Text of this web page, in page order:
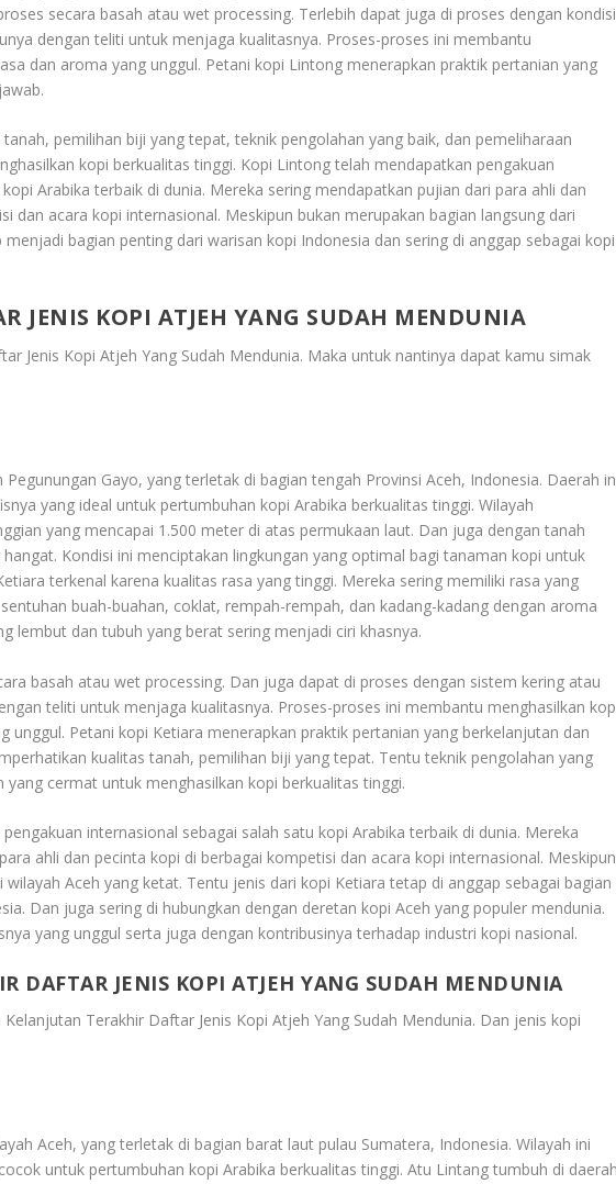
secara basah atau wet processing. Terlebih dapat juga di proses dengan kondisi
dengan teliti untuk menjaga kualitasnya. Proses-proses ini membantu
dan aroma yang unggul. Petani kopi Lintong menerapkan praktik pertanian yang
pemilihan biji yang tepat, teknik pengolahan yang baik, dan pemeliharaan
kopi berkualitas tinggi. Kopi Lintong telah mendapatkan pengakuan
Arabika terbaik di dunia. Mereka sering mendapatkan pujian dari para ahli dan
dan acara kopi internasional. Meskipun bukan merupakan bagian langsung dari
bagian penting dari warisan kopi Indonesia dan sering di anggap sebagai kopi
JENIS KOPI ATJEH YANG SUDAH MENDUNIA
Jenis Kopi Atjeh Yang Sudah Mendunia. Maka untuk nantinya dapat kamu simak
Pegunungan Gayo, yang terletak di bagian tengah Provinsi Aceh, Indonesia. Daerah
yang ideal untuk pertumbuhan kopi Arabika berkualitas tinggi. Wilayah
yang mencapai 1.500 meter di atas permukaan laut. Dan juga dengan tanah
Kondisi ini menciptakan lingkungan yang optimal bagi tanaman kopi untuk
terkenal karena kualitas rasa yang tinggi. Mereka sering memiliki rasa yang
buah-buahan, coklat, rempah-rempah, dan kadang-kadang dengan aroma
lembut dan tubuh yang berat sering menjadi ciri khasnya.
basah atau wet processing. Dan juga dapat di proses dengan sistem kering atau
teliti untuk menjaga kualitasnya. Proses-proses ini membantu menghasilkan
unggul. Petani kopi Ketiara menerapkan praktik pertanian yang berkelanjutan dan
kualitas tanah, pemilihan biji yang tepat. Tentu teknik pengolahan yang
cermat untuk menghasilkan kopi berkualitas tinggi.
internasional sebagai salah satu kopi Arabika terbaik di dunia. Mereka
ahli dan pecinta kopi di berbagai kompetisi dan acara kopi internasional. Meskipun
Aceh yang ketat. Tentu jenis dari kopi Ketiara tetap di anggap sebagai bagian
Dan juga sering di hubungkan dengan deretan kopi Aceh yang populer mendunia.
yang unggul serta juga dengan kontribusinya terhadap industri kopi nasional.
DAFTAR JENIS KOPI ATJEH YANG SUDAH MENDUNIA
Kelanjutan Terakhir Daftar Jenis Kopi Atjeh Yang Sudah Mendunia. Dan jenis kopi
Aceh, yang terletak di bagian barat laut pulau Sumatera, Indonesia. Wilayah ini
untuk pertumbuhan kopi Arabika berkualitas tinggi. Atu Lintang tumbuh di